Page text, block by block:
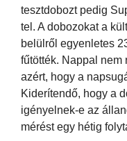
tesztdobozt pedig
tel. A dobozokat a
belülről egyenletes
fűtötték. Nappal nem
azért, hogy a
Kiderítendő, hogy a
igényelnek-e az
mérést egy hétig